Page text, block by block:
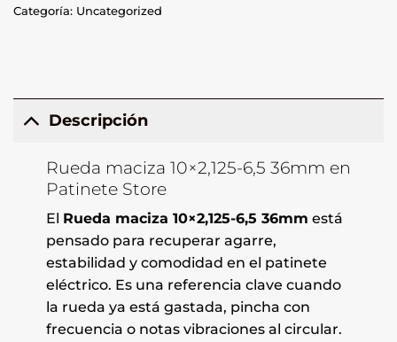
Categoría: Uncategorized
Descripción
Rueda maciza 10×2,125-6,5 36mm en
Patinete Store
El Rueda maciza 10×2,125-6,5 36mm está
pensado para recuperar agarre,
estabilidad y comodidad en el patinete
eléctrico. Es una referencia clave cuando
la rueda ya está gastada, pincha con
frecuencia o notas vibraciones al circular.